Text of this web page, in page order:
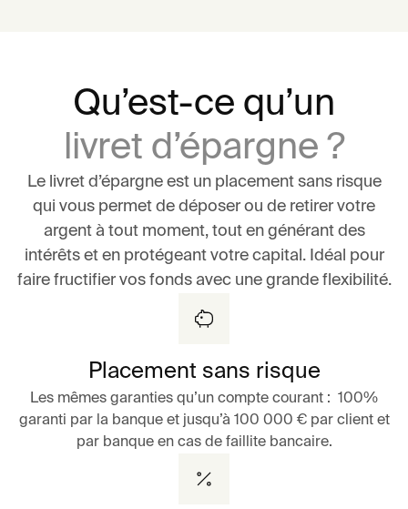
Qu’est-ce qu’un
livret d’épargne ?
Le livret d’épargne est un placement sans risque
qui vous permet de déposer ou de retirer votre
argent à tout moment, tout en générant des
intérêts et en protégeant votre capital. Idéal pour
faire fructifier vos fonds avec une grande flexibilité.
Placement sans risque
Les mêmes garanties qu’un compte courant : 100%
garanti par la banque et jusqu’à 100 000 € par client et
par banque en cas de faillite bancaire.